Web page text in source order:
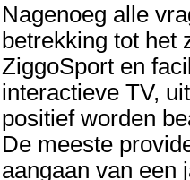
Nagenoeg alle
betrekking tot het
ZiggoSport en
interactieve TV,
positief worden
De meeste
aangaan van een